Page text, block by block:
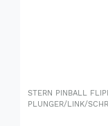
STERN PINBALL
PLUNGER/LINK/